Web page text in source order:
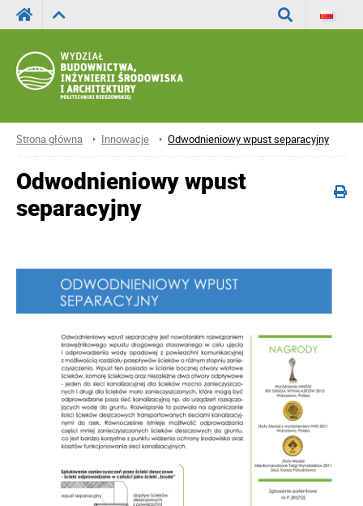
Strona główna Innowacje Odwodnieniowy wpust separacyjny
Odwodnieniowy wpust
separacyjny